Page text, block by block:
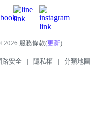
2026 服務條款(更新)
路安全 | 隱私權 | 分類地圖